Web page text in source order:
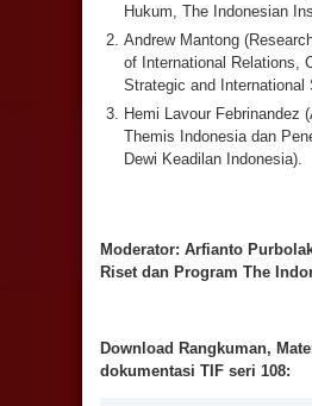
Hukum, The Indonesian
Andrew Mantong
of International Relations,
Strategic and International
Hemi Lavour Febrinandez
Themis Indonesia dan
Dewi Keadilan Indonesia).
Moderator: Arfianto
Riset dan Program The
Download Rangkuman,
dokumentasi TIF seri 108: